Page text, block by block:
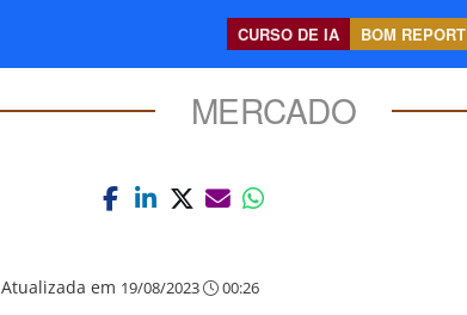
CURSO DE IA BOM REPORT
MERCADO
Atualizada em 19/08/2023 00:26